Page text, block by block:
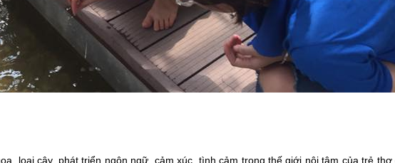
loại cây, phát triển ngôn ngữ, cảm xúc, tình cảm trong thế giới nội tâm của trẻ